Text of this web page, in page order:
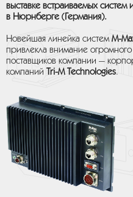
выставке встраиваемых
в Нюрнберге (Германия).
Новейшая линейка систем M-
привлекла внимание огромного
поставщиков компании —
компаний
Tri-M Technologies.